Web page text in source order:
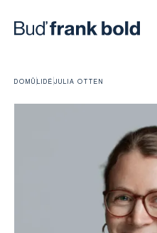
DOMŮ LIDÉ JULIA OTTEN